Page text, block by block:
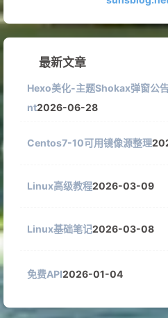
最新文章
Hexo美化-主题Shokax弹窗
nt2026-06-28
Centos7-10可用镜像源整理
Linux高级教程2026-03-09
Linux基础笔记2026-03-08
免费API2026-01-04